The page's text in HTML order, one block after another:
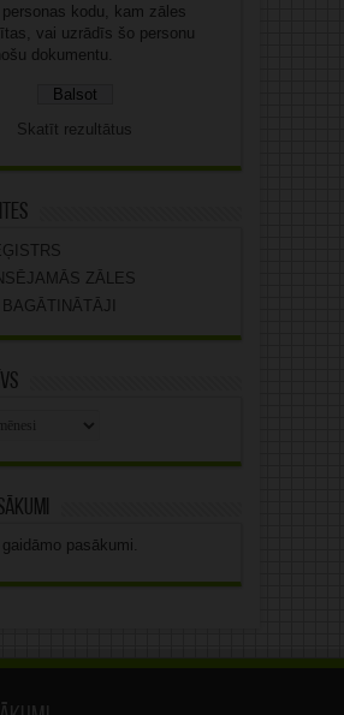
kodu, kam zāles
vai uzrādīs šo personu
dokumentu.
Skatīt rezultātus
ZĀLES
pasākumi.